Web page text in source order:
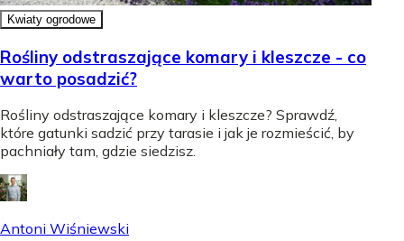
Kwiaty ogrodowe
Rośliny odstraszające komary i kleszcze - co
warto posadzić?
Rośliny odstraszające komary i kleszcze? Sprawdź,
które gatunki sadzić przy tarasie i jak je rozmieścić, by
pachniały tam, gdzie siedzisz.
Antoni Wiśniewski